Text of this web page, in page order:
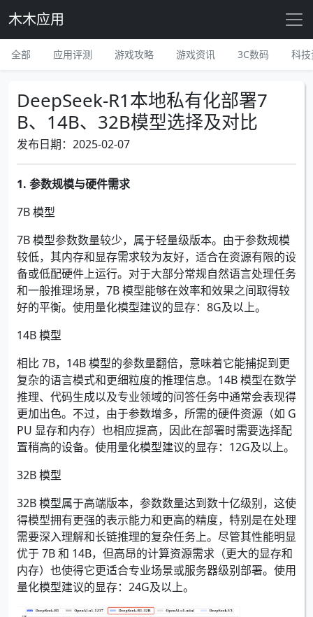
木木应用
全部 应用评测 游戏攻略 游戏资讯 3C数码 科
DeepSeek-R1本地私有化部署7
B、14B、32B模型选择及对比
发布日期：2025-02-07
1. 参数规模与硬件需求
7B 模型
7B 模型参数数量较少，属于轻量级版本。由于参数规模
较低，其内存和显存需求较为友好，适合在资源有限的设
备或低配硬件上运行。对于大部分常规自然语言处理任务
和一般推理场景，7B 模型能够在效率和效果之间取得较
好的平衡。使用量化模型建议的显存：8G及以上。
14B 模型
相比 7B，14B 模型的参数量翻倍，意味着它能捕捉到更
复杂的语言模式和更细粒度的推理信息。14B 模型在数学
推理、代码生成以及专业领域的问答任务中通常会表现得
更加出色。不过，由于参数增多，所需的硬件资源（如 G
PU 显存和内存）也相应提高，因此在部署时需要选择配
置稍高的设备。使用量化模型建议的显存：12G及以上。
32B 模型
32B 模型属于高端版本，参数数量达到数十亿级别，这使
得模型拥有更强的表示能力和更高的精度，特别是在处理
需要深入理解和长链推理的复杂任务上。尽管其性能明显
优于 7B 和 14B，但高昂的计算资源需求（更大的显存和
内存）也使得它更适合专业场景或服务器级别部署。使用
量化模型建议的显存：24G及以上。